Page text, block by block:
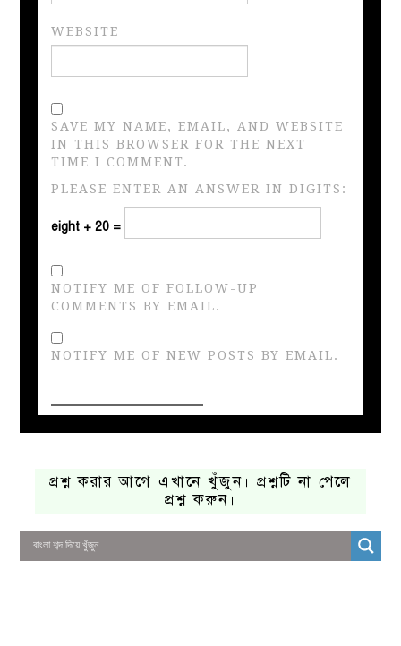
WEBSITE
SAVE MY NAME, EMAIL, AND WEBSITE
IN THIS BROWSER FOR THE NEXT
TIME I COMMENT.
PLEASE ENTER AN ANSWER IN DIGITS:
eight + 20 =
NOTIFY ME OF FOLLOW-UP
COMMENTS BY EMAIL.
NOTIFY ME OF NEW POSTS BY EMAIL.
প্রশ্ন করার আগে এখানে খুঁজুন। প্রশ্নটি না পেলে
প্রশ্ন করুন।